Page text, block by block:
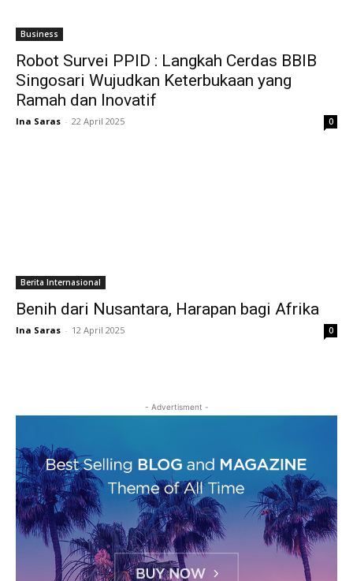
Business
Robot Survei PPID : Langkah Cerdas BBIB
Singosari Wujudkan Keterbukaan yang
Ramah dan Inovatif
Ina Saras - 22 April 2025 0
Berita Internasional
Benih dari Nusantara, Harapan bagi Afrika
Ina Saras - 12 April 2025 0
- Advertisment -